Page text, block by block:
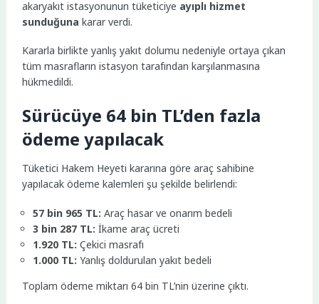
akaryakıt istasyonunun tüketiciye ayıplı hizmet
sunduğuna karar verdi.
Kararla birlikte yanlış yakıt dolumu nedeniyle ortaya çıkan
tüm masrafların istasyon tarafından karşılanmasına
hükmedildi.
Sürücüye 64 bin TL’den fazla
ödeme yapılacak
Tüketici Hakem Heyeti kararına göre araç sahibine
yapılacak ödeme kalemleri şu şekilde belirlendi:
57 bin 965 TL: Araç hasar ve onarım bedeli
3 bin 287 TL: İkame araç ücreti
1.920 TL: Çekici masrafı
1.000 TL: Yanlış doldurulan yakıt bedeli
Toplam ödeme miktarı 64 bin TL’nin üzerine çıktı.